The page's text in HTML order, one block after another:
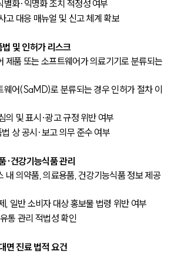
화·익명화 조치 적정성 여부
고 대응 매뉴얼 및 신고 체계 확보
및 인허가 리스크
제품 또는 소프트웨어가 의료기기로 분류되는
어(SaMD)로 분류되는 경우 인허가 절차 이
의 및 표시·광고 규정 위반 여부
상 공시·보고 의무 준수 여부
·건강기능식품 관리
내 의약품, 의료용품, 건강기능식품 정보 제공
일반 소비자 대상 홍보물 법령 위반 여부
통 관리 적법성 확인
면 진료 법적 요건